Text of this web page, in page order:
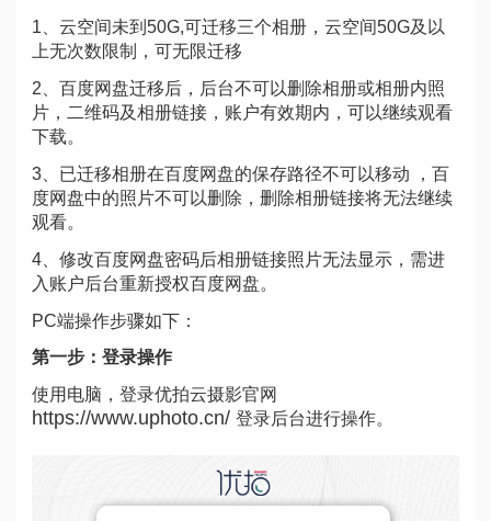
1、云空间未到50G,可迁移三个相册，云空间50G及以
上无次数限制，可无限迁移
2、百度网盘迁移后，后台不可以删除相册或相册内照
片，二维码及相册链接，账户有效期内，可以继续观看
下载。
3、已迁移相册在百度网盘的保存路径不可以移动 ，百
度网盘中的照片不可以删除，删除相册链接将无法继续
观看。
4、修改百度网盘密码后相册链接照片无法显示，需进
入账户后台重新授权百度网盘。
PC端操作步骤如下：
第一步：登录操作
使用电脑，登录优拍云摄影官网
https://www.uphoto.cn/ 登录后台进行操作。